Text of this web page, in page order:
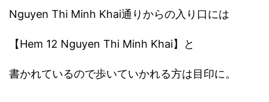
Nguyen Thi Minh Khai通りからの入り口には
【Hem 12 Nguyen Thi Minh Khai】と
書かれているので歩いていかれる方は目印に。